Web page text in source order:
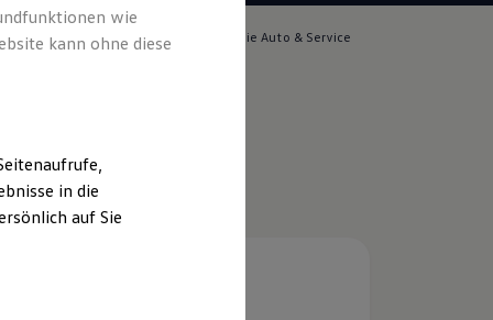
für die Inhalte auf dieser Seite ist die Auto & Service
wie
kann ohne diese
in die
auf Sie